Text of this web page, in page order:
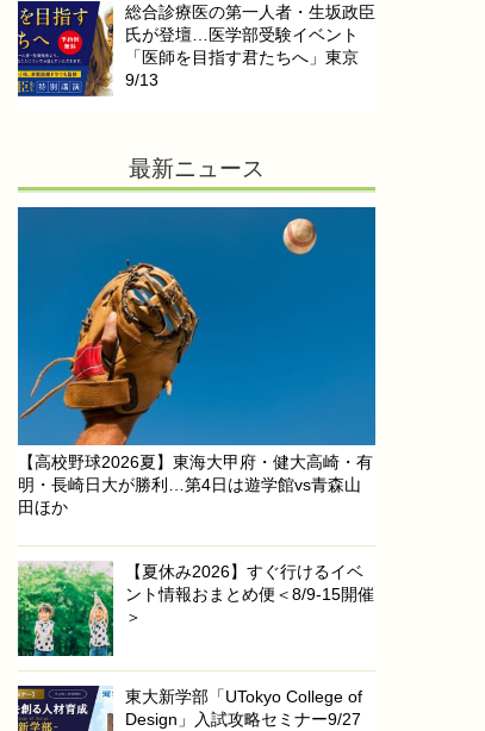
総合診療医の第一人者・生坂政臣
氏が登壇…医学部受験イベント
「医師を目指す君たちへ」東京
9/13
最新ニュース
【高校野球2026夏】東海大甲府・健大高崎・有
明・長崎日大が勝利…第4日は遊学館vs青森山
田ほか
【夏休み2026】すぐ行けるイベ
ント情報おまとめ便＜8/9-15開催
＞
東大新学部「UTokyo College of
Design」入試攻略セミナー9/27